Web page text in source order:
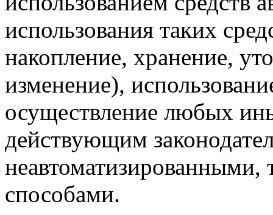
использования таких
накопление, хранение,
изменение),
осуществление любых
действующим
неавтоматизированными,
способами.